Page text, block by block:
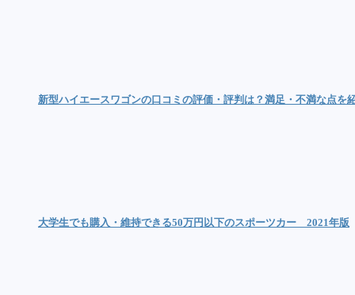
新型ハイエースワゴンの口コミの評価・評判は？満足・不満な点を
大学生でも購入・維持できる50万円以下のスポーツカー 2021年版